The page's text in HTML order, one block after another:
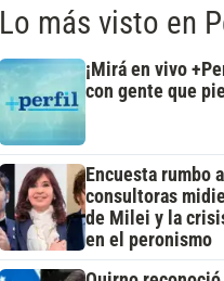
Lo más visto en
¡Mirá en vivo
con gente que
Encuesta rumbo
consultoras
de Milei y la
en el peronismo